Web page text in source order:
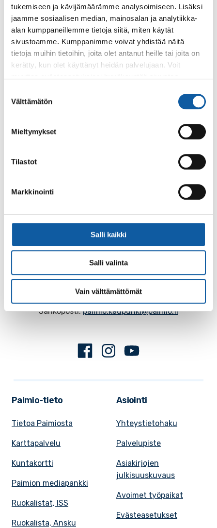
tukemiseen ja kävijämäärämme analysoimiseen. Lisäksi
jaamme sosiaalisen median, mainosalan ja analytiikka-
alan kumppaneillemme tietoja siitä, miten käytät
sivustoamme. Kumppanimme voivat yhdistää näitä
tietoja muihin tietoihin, joita olet antanut heille tai joita on
kerätty, kun olet käyttänyt heidän palvelujaan. Voit
valinta
Välttämätön
Mieltymykset
Tilastot
Markkinointi
Salli kaikki
Salli valinta
Vain välttämättömät
Tilaisuuteen on vapaa pääsy!
Takaisin tapahtumiin
Sähköposti:paimio.kaupunki@paimio.fi
FacebookInstagram
Paimio-tieto
Tietoa Paimiosta
Karttapalvelu
Kuntakortti
Paimion mediapankki
Ruokalistat, ISS
Ruokalista, Ansku
Asiointi
Yhteystietohaku
Palvelupiste
Asiakirjojen
julkisuuskuvaus
Avoimet työpaikat
Evästeasetukset